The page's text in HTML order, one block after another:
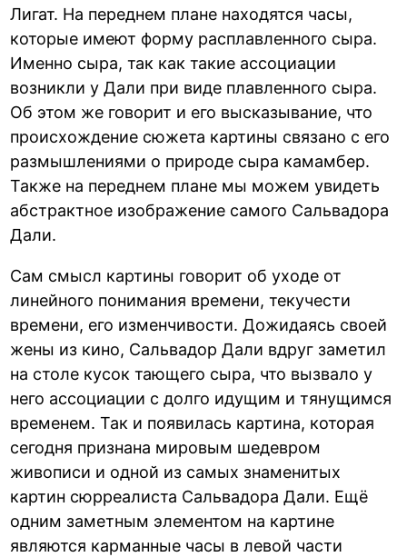
Лигат. На переднем плане находятся часы,
которые имеют форму расплавленного сыра.
Именно сыра, так как такие ассоциации
возникли у Дали при виде плавленного сыра.
Об этом же говорит и его высказывание, что
происхождение сюжета картины связано с его
размышлениями о природе сыра камамбер.
Также на переднем плане мы можем увидеть
абстрактное изображение самого Сальвадора
Дали.
Сам смысл картины говорит об уходе от
линейного понимания времени, текучести
времени, его изменчивости. Дожидаясь своей
жены из кино, Сальвадор Дали вдруг заметил
на столе кусок тающего сыра, что вызвало у
него ассоциации с долго идущим и тянущимся
временем. Так и появилась картина, которая
сегодня признана мировым шедевром
живописи и одной из самых знаменитых
картин сюрреалиста Сальвадора Дали. Ещё
одним заметным элементом на картине
являются карманные часы в левой части